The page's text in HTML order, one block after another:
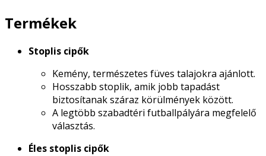
Termékek
Stoplis cipők
Kemény, természetes füves talajokra ajánlott.
Hosszabb stoplik, amik jobb tapadást
biztosítanak száraz körülmények között.
A legtöbb szabadtéri futballpályára megfelelő
választás.
Éles stoplis cipők